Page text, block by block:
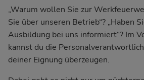
„Warum wollen Sie zur
Sie über unseren Betrieb“? „Haben
Ausbildung bei uns informiert“? Im
kannst du die
deiner Eignung überzeugen.